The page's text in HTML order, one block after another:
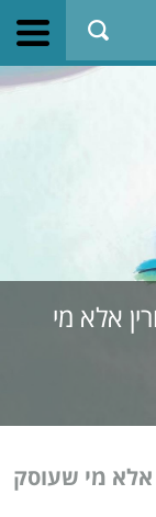
אלא מי
אלא מי שעוסק